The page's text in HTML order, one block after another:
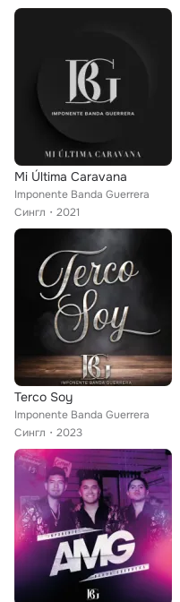
Mi Última Caravana
Imponente Banda Guerrera
Сингл
2021
Terco Soy
Imponente Banda Guerrera
Сингл
2023